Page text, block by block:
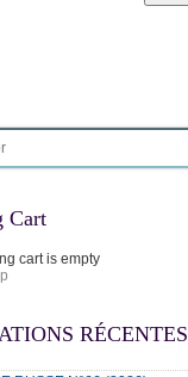
Cart
cart is empty
RÉCENTES